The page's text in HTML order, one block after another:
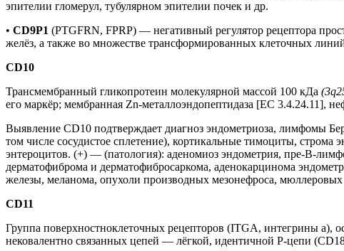
эпителии гломерул, тубулярном эпителии почек и др.
• CD9P1 (PTGFRN, FPRP) — негативный регулятор рецептора
желёз, а также во множестве трансформированных клеточных
CD10
Трансмембранный гликопротеин молекулярной массой 100 кДа
его маркёр; мембранная Zn-металлоэндопептидаза [EC 3.4.24.11],
Выявление CD10 подтверждает диагноз эндометриоза, лимфомы
том числе сосудистое сплетение), кортикальные тимоциты,
энтероцитов. (+) — (патология): аденомиоз эндометрия, пре-B-
дерматофиброма и дерматофибросаркома, аденокарцинома
железы, меланома, опухоли производных мезонефроса,
CD11
Группа поверхностноклеточных рецепторов (ITGA, интегрины
нековалентно связанных цепей — лёгкой, идентичной Р-цепи